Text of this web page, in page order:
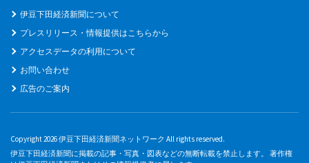
伊豆下田経済新聞について
プレスリリース・情報提供はこちらから
アクセスデータの利用について
お問い合わせ
広告のご案内
Copyright 2026 伊豆下田経済新聞ネットワーク All rights reserved.
伊豆下田経済新聞に掲載の記事・写真・図表などの無断転載を禁止します。 著作権